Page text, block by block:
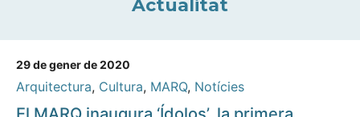
Actualitat
29 de gener de 2020
Arquitectura, Cultura, MARQ, Notícies